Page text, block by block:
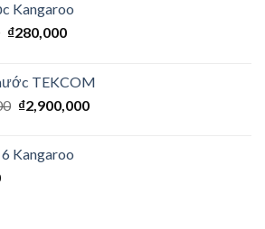
Kangaroo
₫280,000
TEKCOM
₫2,900,000
Kangaroo